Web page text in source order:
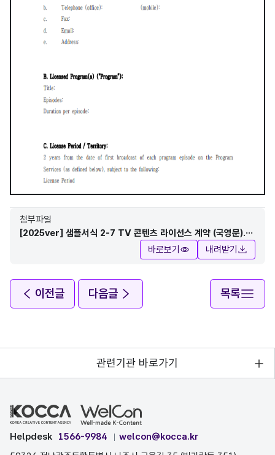
첨부파일
[2025ver] 샘플서식 2-7 TV 콘텐츠 라이선스 계약 (국영문).p
바로보기 내려받기
이전글 다음글 목록
관련기관 바로가기
Helpdesk 1566-9984
welcon@kocca.kr